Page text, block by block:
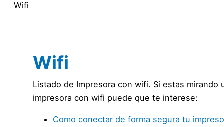
Wifi
Wifi
Listado de Impresora con wifi. Si estas mirando
impresora con wifi puede que te interese:
Como conectar de forma segura tu